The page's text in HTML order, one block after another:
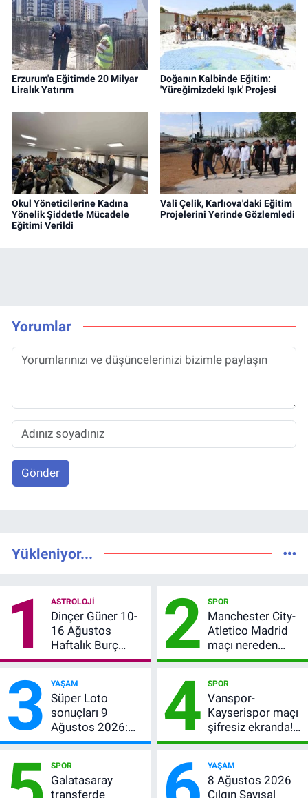
Erzurum'a Eğitimde 20 Milyar
Liralık Yatırım
Doğanın Kalbinde Eğitim:
'Yüreğimizdeki Işık' Projesi
Okul Yöneticilerine Kadına
Yönelik Şiddetle Mücadele
Eğitimi Verildi
Vali Çelik, Karlıova'daki Eğitim
Projelerini Yerinde Gözlemledi
Yorumlar
Gönder
Yükleniyor...
1 ASTROLOJI
Dinçer Güner 10-
16 Ağustos
Haftalık Burç
Yorumları: Bu
Para, Aşk ve Karar
Zamanı
2 SPOR
Manchester City-
Atletico Madrid
maçı nereden
izlenir?
3 YAŞAM
Süper Loto
sonuçları 9
Ağustos 2026:
Kazanan
4 SPOR
Vanspor-
Kayserispor maçı
şifresiz ekranda!
Saat kaçta, hangi
yayın belli oldu
SPOR
Galatasaray
transferde
YAŞAM
8 Ağustos 2026
Çılgın Sayısal